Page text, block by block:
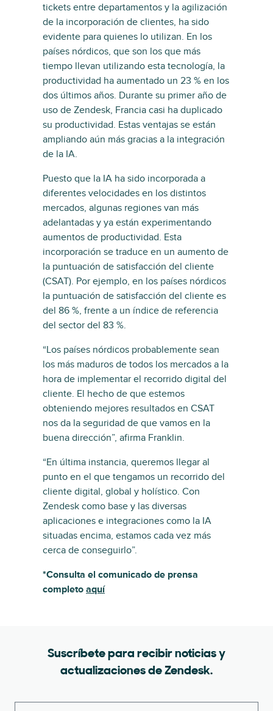
tickets entre departamentos y la agilización
de la incorporación de clientes, ha sido
evidente para quienes lo utilizan. En los
países nórdicos, que son los que más
tiempo llevan utilizando esta tecnología, la
productividad ha aumentado un 23 % en los
dos últimos años. Durante su primer año de
uso de Zendesk, Francia casi ha duplicado
su productividad. Estas ventajas se están
ampliando aún más gracias a la integración
de la IA.
Puesto que la IA ha sido incorporada a
diferentes velocidades en los distintos
mercados, algunas regiones van más
adelantadas y ya están experimentando
aumentos de productividad. Esta
incorporación se traduce en un aumento de
la puntuación de satisfacción del cliente
(CSAT). Por ejemplo, en los países nórdicos
la puntuación de satisfacción del cliente es
del 86 %, frente a un índice de referencia
del sector del 83 %.
“Los países nórdicos probablemente sean
los más maduros de todos los mercados a la
hora de implementar el recorrido digital del
cliente. El hecho de que estemos
obteniendo mejores resultados en CSAT
nos da la seguridad de que vamos en la
buena dirección”, afirma Franklin.
“En última instancia, queremos llegar al
punto en el que tengamos un recorrido del
cliente digital, global y holístico. Con
Zendesk como base y las diversas
aplicaciones e integraciones como la IA
situadas encima, estamos cada vez más
cerca de conseguirlo”.
*Consulta el comunicado de prensa
completo aquí
Suscríbete para recibir noticias y
actualizaciones de Zendesk.